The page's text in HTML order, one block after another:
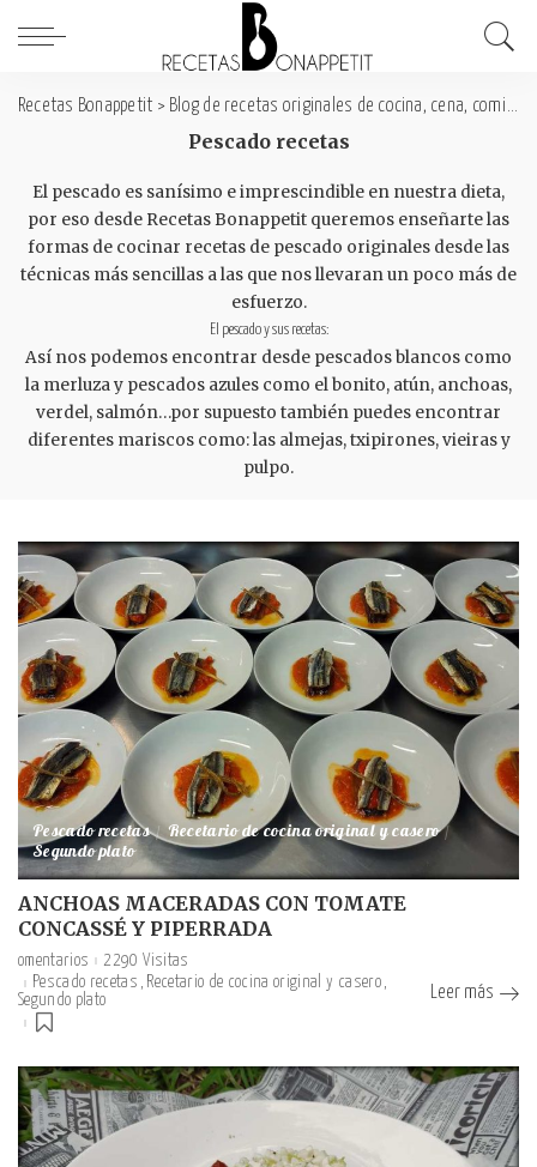
Recetas Bonappetit > Blog de recetas originales de cocina, cena, comida y desayuno
Pescado recetas
El pescado es sanísimo e imprescindible en nuestra dieta,
por eso desde Recetas Bonappetit queremos enseñarte las
formas de cocinar recetas de pescado originales desde las
técnicas más sencillas a las que nos llevaran un poco más de
esfuerzo.
El pescado y sus recetas:
Así nos podemos encontrar desde pescados blancos como
la merluza y pescados azules como el bonito, atún, anchoas,
verdel, salmón…por supuesto también puedes encontrar
diferentes mariscos como: las almejas, txipirones, vieiras y
pulpo.
Pescado recetas Recetario de cocina original y casero
Segundo plato
ANCHOAS MACERADAS CON TOMATE
CONCASSÉ Y PIPERRADA
omentarios
2290 Visitas
Pescado recetas
Recetario de cocina original y casero
Segundo plato
Leer más